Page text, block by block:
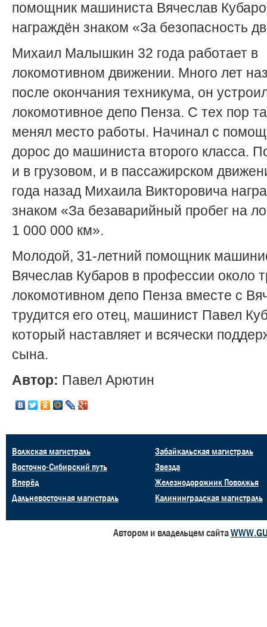
помощник машиниста Вячеслав
награждён знаком «За безопасность
Михаил Малышкин 32 года работает в
локомотивном движении. Много лет
после окончания техникума, он
локомотивное депо Пенза. С тех пор
менял место работы. Начинал с
дорос до машиниста второго класса.
и в грузовом, и в пассажирском
года назад Михаила Викторовича
знаком «За безаварийный пробег на
1 000 000 км».
Молодой, 31-летний помощник
Вячеслав Кубаров в профессии около
локомотивном депо Пенза вместе с
трудится его отец, машинист Павел
который наставляет и всячески
сына.
Автор: Павел Арютин
Волжская магистраль
Восточно-Сибирский путь
Вперёд
Дальневосточная магистраль
Забайкальская магистраль
Звезда
Железнодорожник Поволжья
Калининградская магистраль
Автором и владельцем сайта